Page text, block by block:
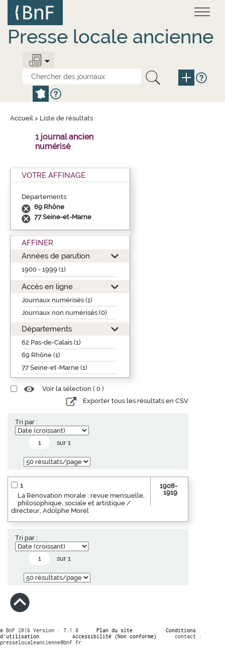
contenu
principal
Presse locale ancienne
Accueil > Liste de résultats
1 journal ancien
numérisé
VOTRE AFFINAGE
Départements
69 Rhône
77 Seine-et-Marne
AFFINER
Années de parution
1900 - 1999 (1)
Accès en ligne
Journaux numérisés (1)
Journaux non numérisés (0)
Départements
62 Pas-de-Calais (1)
69 Rhône (1)
77 Seine-et-Marne (1)
Voir la sélection ( 0 )
Exporter tous les résultats en CSV
Tri par :
sur 1
1
La Rénovation morale : revue mensuelle,
philosophique, sociale et artistique /
directeur, Adolphe Morel
1908-
1919
Tri par :
sur 1
© BnF 2016 Version : 7.1.0 Plan du site
Conditions
d’utilisation
Accessibilité (Non conforme)
contact :
presselocaleancienne@bnf.fr
Panneau de gestion des cookies